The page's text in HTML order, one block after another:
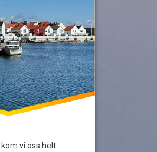
kom vi oss helt